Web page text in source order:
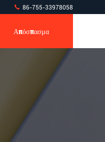
86-755-33978058
Απόσπασμα